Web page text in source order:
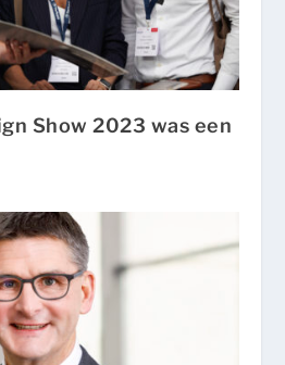
Show 2023 was een